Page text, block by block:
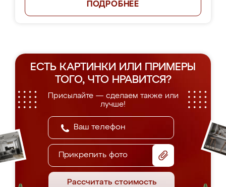
ПОДРОБНЕЕ
ЕСТЬ КАРТИНКИ ИЛИ ПРИМЕРЫ
ТОГО, ЧТО НРАВИТСЯ?
Присылайте — сделаем также или
лучше!
Прикрепить фото
Рассчитать стоимость